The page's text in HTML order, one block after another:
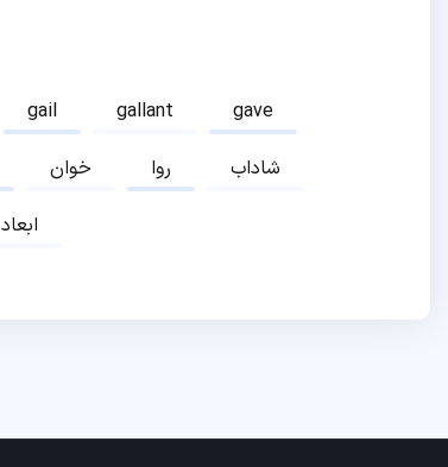
gail gallant
gave
خوان روا
شاداب
ابعاد